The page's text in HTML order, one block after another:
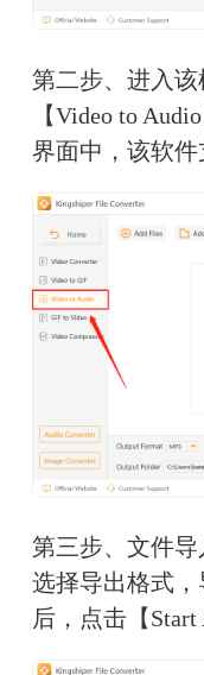
第二步、进入
【Video to
界面中，该软件
第三步、文件
选择导出格式
后，点击【Start